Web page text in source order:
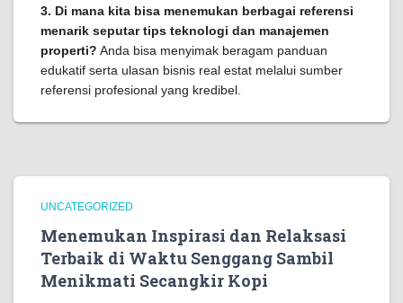
3. Di mana kita bisa menemukan berbagai referensi
menarik seputar tips teknologi dan manajemen
properti? Anda bisa menyimak beragam panduan
edukatif serta ulasan bisnis real estat melalui sumber
referensi profesional yang kredibel.
UNCATEGORIZED
Menemukan Inspirasi dan Relaksasi
Terbaik di Waktu Senggang Sambil
Menikmati Secangkir Kopi